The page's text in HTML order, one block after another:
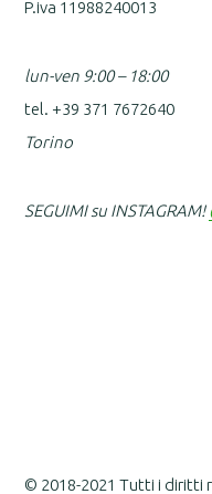
P.iva 11988240013
lun-ven 9:00 – 18:00
tel. +39 371 7672640
Torino
SEGUIMI su INSTAGRAM!
© 2018-2021 Tutti i diritti